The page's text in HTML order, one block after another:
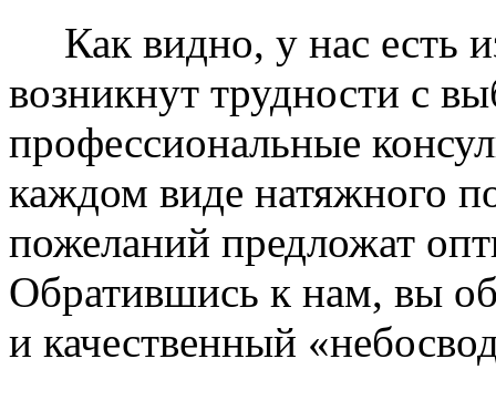
Как видно, у нас есть
возникнут трудности с
профессиональные
каждом виде натяжного
пожеланий предложат
Обратившись к нам, вы
и качественный